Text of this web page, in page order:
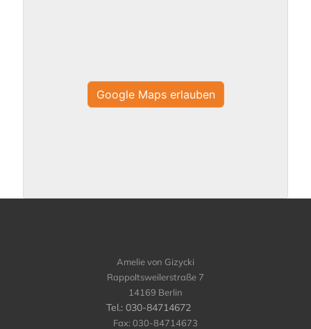
Google Maps erlauben
Amelie von Gizycki
Rappoltsweilerstraße 7
14169 Berlin
Tel.: 030-84714672
Fax: 030-84714673